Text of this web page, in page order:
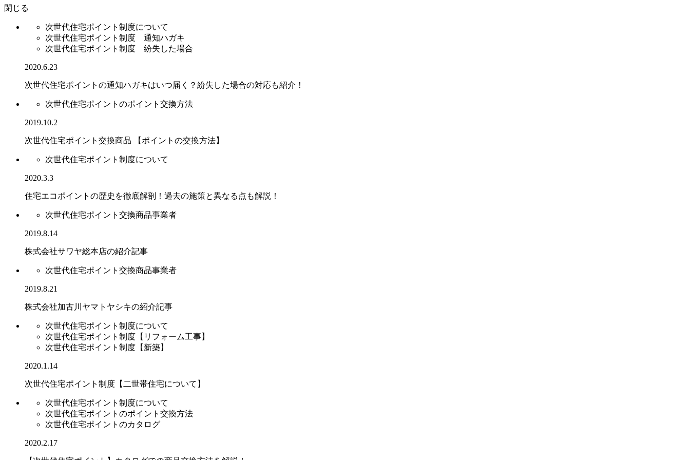
閉じる
次世代住宅ポイント制度について
次世代住宅ポイント制度 通知ハガキ
次世代住宅ポイント制度 紛失した場合
2020.6.23
次世代住宅ポイントの通知ハガキはいつ届く？紛失した場合の対応も紹介！
次世代住宅ポイントのポイント交換方法
2019.10.2
次世代住宅ポイント交換商品 【ポイントの交換方法】
次世代住宅ポイント制度について
2020.3.3
住宅エコポイントの歴史を徹底解剖！過去の施策と異なる点も解説！
次世代住宅ポイント交換商品事業者
2019.8.14
株式会社サワヤ総本店の紹介記事
次世代住宅ポイント交換商品事業者
2019.8.21
株式会社加古川ヤマトヤシキの紹介記事
次世代住宅ポイント制度について
次世代住宅ポイント制度【リフォーム工事】
次世代住宅ポイント制度【新築】
2020.1.14
次世代住宅ポイント制度【二世帯住宅について】
次世代住宅ポイント制度について
次世代住宅ポイントのポイント交換方法
次世代住宅ポイントのカタログ
2020.2.17